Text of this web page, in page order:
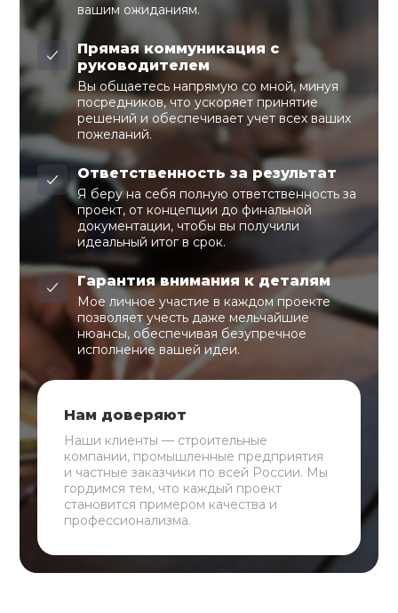
вашим ожиданиям.
Прямая коммуникация с
руководителем
Вы общаетесь напрямую со мной, минуя
посредников, что ускоряет принятие
решений и обеспечивает учет всех ваших
пожеланий.
Ответственность за результат
Я беру на себя полную ответственность за
проект, от концепции до финальной
документации, чтобы вы получили
идеальный итог в срок.
Гарантия внимания к деталям
Мое личное участие в каждом проекте
позволяет учесть даже мельчайшие
нюансы, обеспечивая безупречное
исполнение вашей идеи.
Нам доверяют
Наши клиенты — строительные
компании, промышленные предприятия
и частные заказчики по всей России. Мы
гордимся тем, что каждый проект
становится примером качества и
профессионализма.